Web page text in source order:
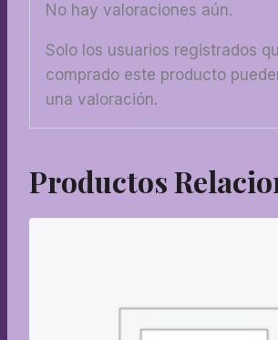
No hay valoraciones aún.
Solo los usuarios registrados
comprado este producto
una valoración.
Productos